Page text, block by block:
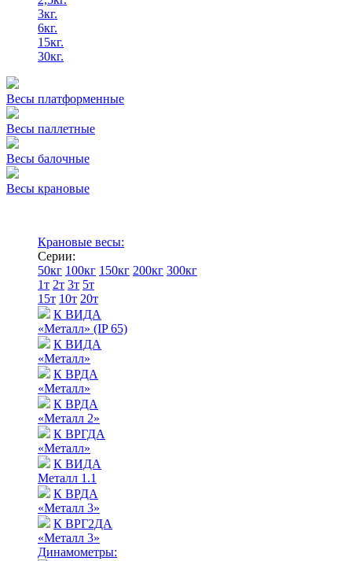
3кг.
6кг.
15кг.
30кг.
Весы платформенные
Весы паллетные
Весы балочные
Весы крановые
Крановые весы:
Серии:
50кг 100кг 150кг 200кг 300кг
1т 2т 3т 5т
15т 10т 20т
К ВИДА
«Металл» (IP 65)
К ВИДА
«Металл»
К ВРДА
«Металл»
К ВРДА
«Металл 2»
К ВРГДА
«Металл»
К ВИДА
Металл 1.1
К ВРДА
«Металл 3»
К ВРГ2ДА
«Металл 3»
Динамометры: